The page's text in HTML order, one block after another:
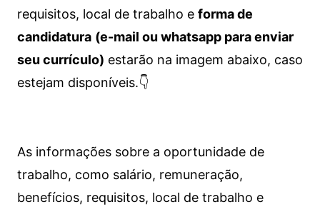
requisitos, local de trabalho e forma de
candidatura (e-mail ou whatsapp para enviar
seu currículo) estarão na imagem abaixo, caso
estejam disponíveis.👇
As informações sobre a oportunidade de
trabalho, como salário, remuneração,
benefícios, requisitos, local de trabalho e